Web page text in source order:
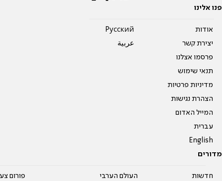
פנו אלינו
אודות
יצירת קשר
פרסמו אצלנו
תנאי שימוש
מדיניות פרטיות
הצהרת נגישות
המייל האדום
עברית
English
Pусский
عربية
מדורים
חדשות העולם הערבי פורום